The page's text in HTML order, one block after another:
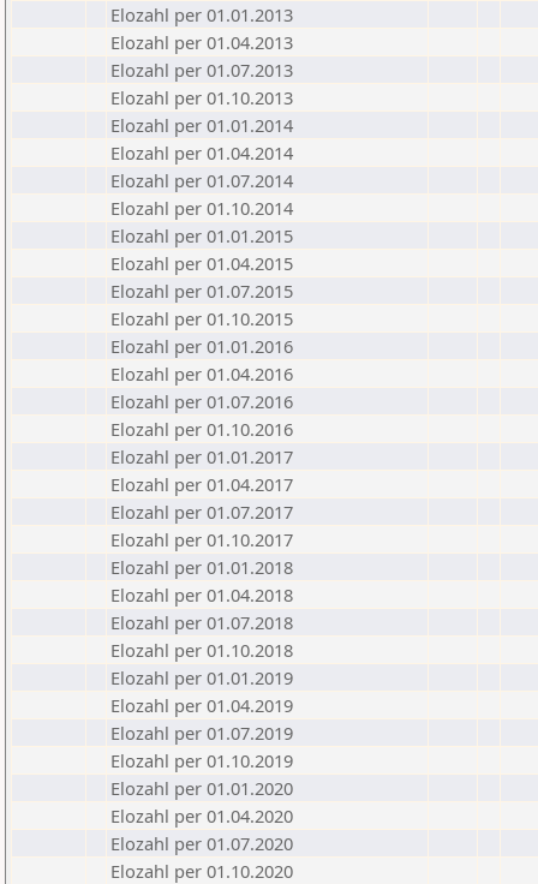
Elozahl per 01.01.2013
Elozahl per 01.04.2013
Elozahl per 01.07.2013
Elozahl per 01.10.2013
Elozahl per 01.01.2014
Elozahl per 01.04.2014
Elozahl per 01.07.2014
Elozahl per 01.10.2014
Elozahl per 01.01.2015
Elozahl per 01.04.2015
Elozahl per 01.07.2015
Elozahl per 01.10.2015
Elozahl per 01.01.2016
Elozahl per 01.04.2016
Elozahl per 01.07.2016
Elozahl per 01.10.2016
Elozahl per 01.01.2017
Elozahl per 01.04.2017
Elozahl per 01.07.2017
Elozahl per 01.10.2017
Elozahl per 01.01.2018
Elozahl per 01.04.2018
Elozahl per 01.07.2018
Elozahl per 01.10.2018
Elozahl per 01.01.2019
Elozahl per 01.04.2019
Elozahl per 01.07.2019
Elozahl per 01.10.2019
Elozahl per 01.01.2020
Elozahl per 01.04.2020
Elozahl per 01.07.2020
Elozahl per 01.10.2020